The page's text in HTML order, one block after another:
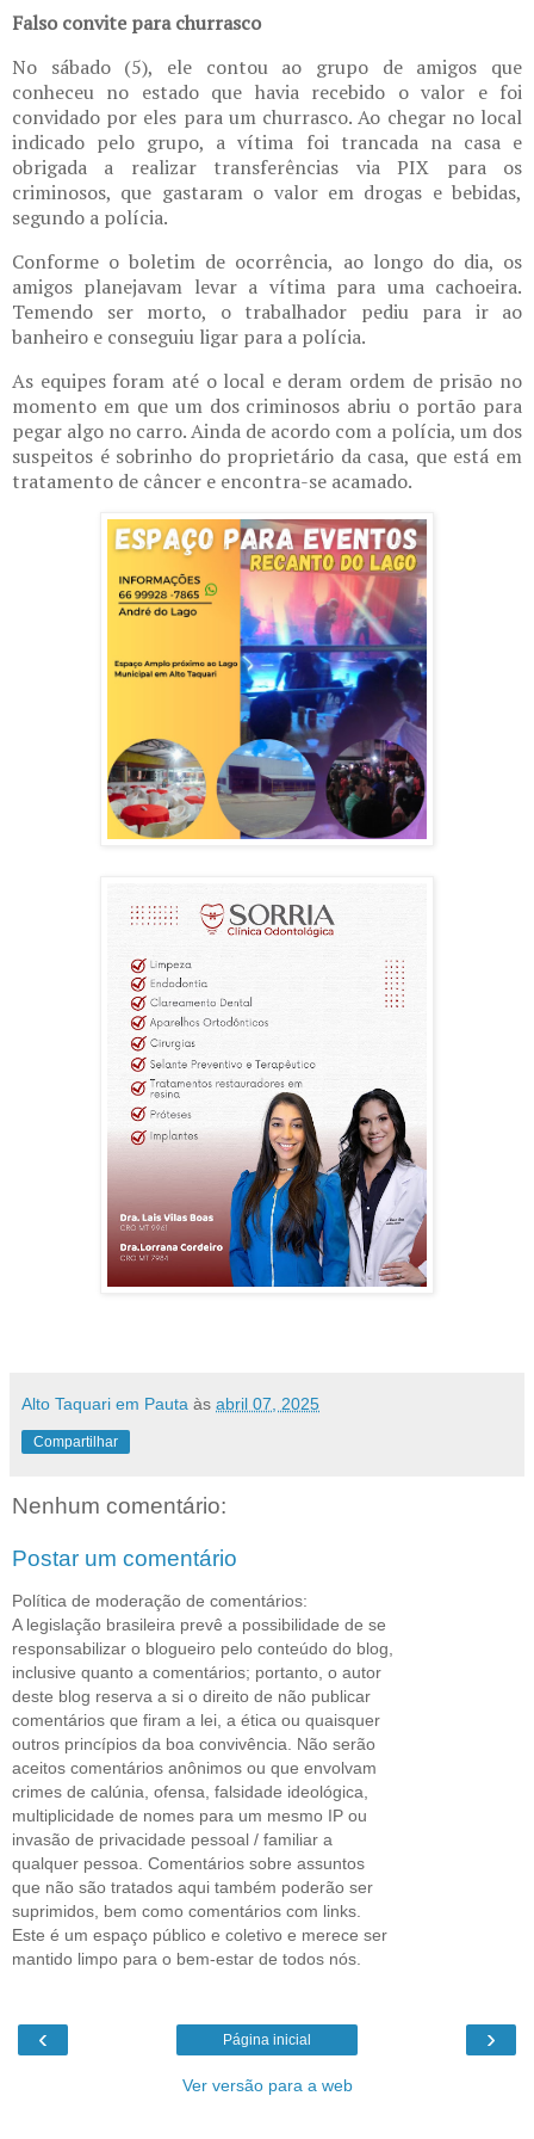
Falso convite para churrasco
No sábado (5), ele contou ao grupo de amigos que
conheceu no estado que havia recebido o valor e foi
convidado por eles para um churrasco. Ao chegar no local
indicado pelo grupo, a vítima foi trancada na casa e
obrigada a realizar transferências via PIX para os
criminosos, que gastaram o valor em drogas e bebidas,
segundo a polícia.
Conforme o boletim de ocorrência, ao longo do dia, os
amigos planejavam levar a vítima para uma cachoeira.
Temendo ser morto, o trabalhador pediu para ir ao
banheiro e conseguiu ligar para a polícia.
As equipes foram até o local e deram ordem de prisão no
momento em que um dos criminosos abriu o portão para
pegar algo no carro. Ainda de acordo com a polícia, um dos
suspeitos é sobrinho do proprietário da casa, que está em
tratamento de câncer e encontra-se acamado.
Alto Taquari em Pauta às abril 07, 2025
Compartilhar
Nenhum comentário:
Postar um comentário
Política de moderação de comentários:
A legislação brasileira prevê a possibilidade de se
responsabilizar o blogueiro pelo conteúdo do blog,
inclusive quanto a comentários; portanto, o autor
deste blog reserva a si o direito de não publicar
comentários que firam a lei, a ética ou quaisquer
outros princípios da boa convivência. Não serão
aceitos comentários anônimos ou que envolvam
crimes de calúnia, ofensa, falsidade ideológica,
multiplicidade de nomes para um mesmo IP ou
invasão de privacidade pessoal / familiar a
qualquer pessoa. Comentários sobre assuntos
que não são tratados aqui também poderão ser
suprimidos, bem como comentários com links.
Este é um espaço público e coletivo e merece ser
mantido limpo para o bem-estar de todos nós.
‹ ›
Página inicial
Ver versão para a web